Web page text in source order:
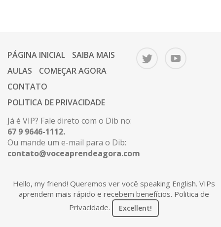
PÁGINA INICIAL
SAIBA MAIS
AULAS
COMEÇAR AGORA
CONTATO
POLITICA DE PRIVACIDADE
Já é VIP? Fale direto com o Dib no:
67 9 9646-1112.
Ou mande um e-mail para o Dib:
contato@voceaprendeagora.com
Copyright 2026 © Você Aprende Agora. Todos os
direitos reservados.
Hello, my friend! Queremos ver você speaking English. VIPs
aprendem mais rápido e recebem benefícios. Politica de
Privacidade. Excellent!